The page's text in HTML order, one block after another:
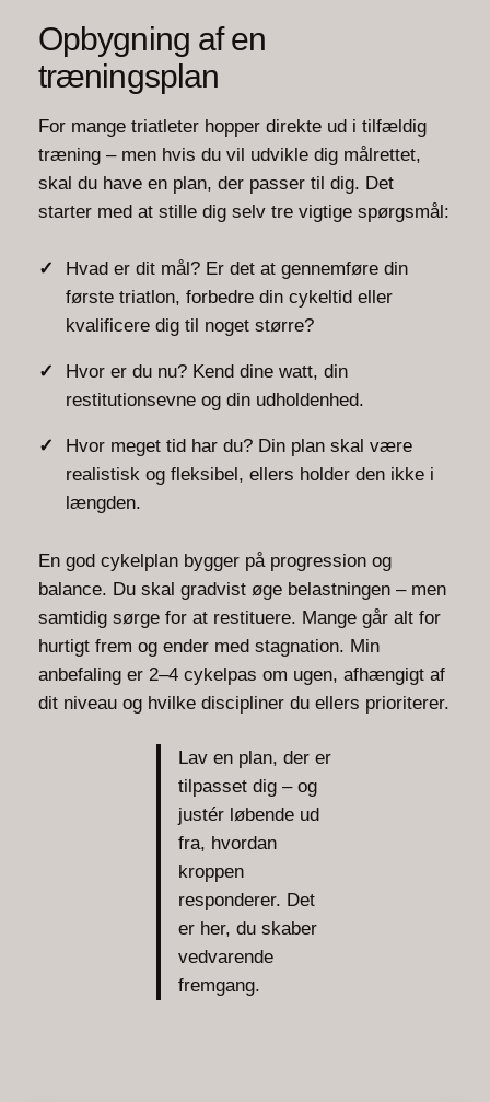
Opbygning af en
træningsplan
For mange triatleter hopper direkte ud i tilfældig
træning – men hvis du vil udvikle dig målrettet,
skal du have en plan, der passer til dig. Det
starter med at stille dig selv tre vigtige spørgsmål:
Hvad er dit mål? Er det at gennemføre din
første triatlon, forbedre din cykeltid eller
kvalificere dig til noget større?
Hvor er du nu? Kend dine watt, din
restitutionsevne og din udholdenhed.
Hvor meget tid har du? Din plan skal være
realistisk og fleksibel, ellers holder den ikke i
længden.
En god cykelplan bygger på progression og
balance. Du skal gradvist øge belastningen – men
samtidig sørge for at restituere. Mange går alt for
hurtigt frem og ender med stagnation. Min
anbefaling er 2–4 cykelpas om ugen, afhængigt af
dit niveau og hvilke discipliner du ellers prioriterer.
Lav en plan, der er
tilpasset dig – og
justér løbende ud
fra, hvordan
kroppen
responderer. Det
er her, du skaber
vedvarende
fremgang.